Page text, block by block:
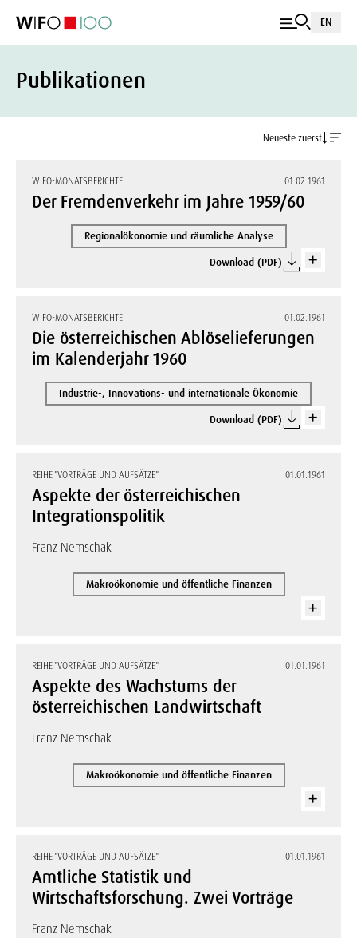
EN
Publikationen
Neueste zuerst
WIFO-MONATSBERICHTE 01.02.1961
Der Fremdenverkehr im Jahre 1959/60
Regionalökonomie und räumliche Analyse
Download (PDF)
WIFO-MONATSBERICHTE 01.02.1961
Die österreichischen Ablöselieferungen
im Kalenderjahr 1960
Industrie-, Innovations- und internationale Ökonomie
Download (PDF)
REIHE "VORTRÄGE UND AUFSÄTZE" 01.01.1961
Aspekte der österreichischen
Integrationspolitik
Franz Nemschak
Makroökonomie und öffentliche Finanzen
REIHE "VORTRÄGE UND AUFSÄTZE" 01.01.1961
Aspekte des Wachstums der
österreichischen Landwirtschaft
Franz Nemschak
Makroökonomie und öffentliche Finanzen
REIHE "VORTRÄGE UND AUFSÄTZE" 01.01.1961
Amtliche Statistik und
Wirtschaftsforschung. Zwei Vorträge
Franz Nemschak